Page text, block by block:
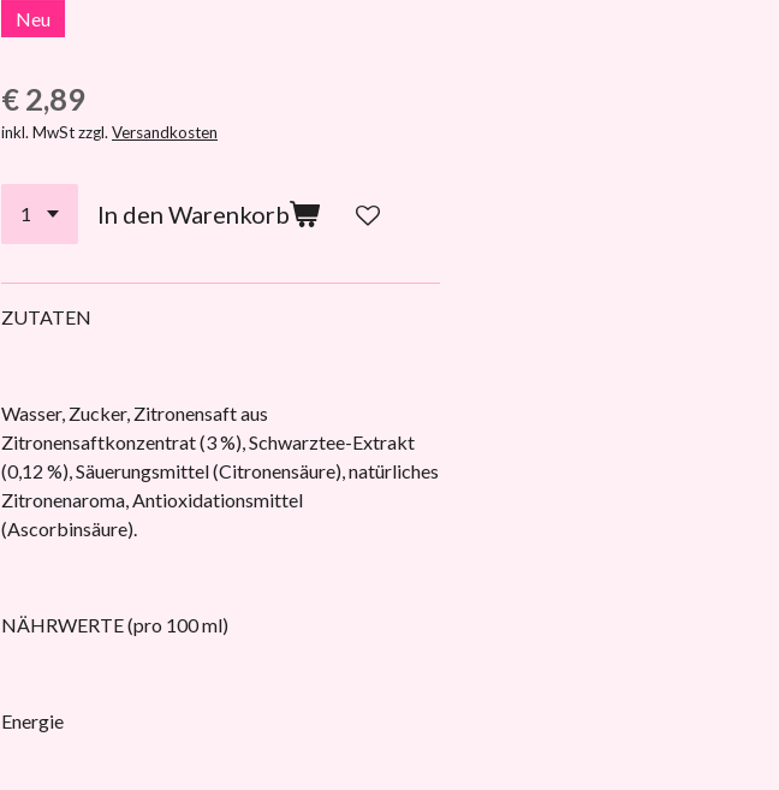
Neu
€ 2,89
inkl. MwSt zzgl. Versandkosten
In den Warenkorb
ZUTATEN
Wasser, Zucker, Zitronensaft aus
Zitronensaftkonzentrat (3 %), Schwarztee-Extrakt
(0,12 %), Säuerungsmittel (Citronensäure), natürliches
Zitronenaroma, Antioxidationsmittel
(Ascorbinsäure).
NÄHRWERTE (pro 100 ml)
Energie